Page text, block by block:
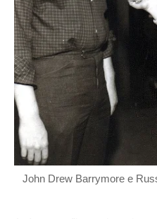
John Drew Barrymore e